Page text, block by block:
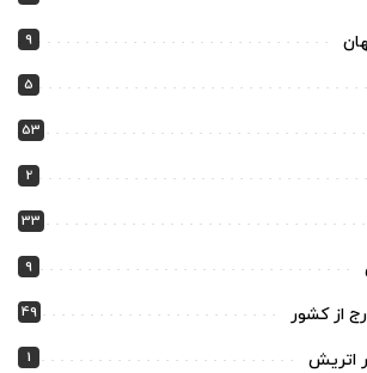
9
5
53
2
33
9
از کشور 49
اتریش 1